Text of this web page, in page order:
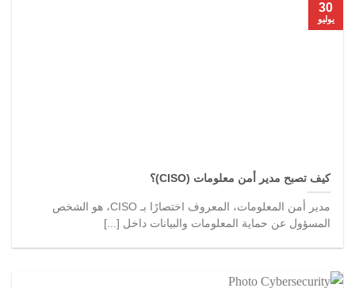
كيف تصبح مدير أمن معلومات (CISO)؟
مدير أمن المعلومات، المعروف اختصارًا بـ CISO، هو الشخص
المسؤول عن حماية المعلومات والبيانات داخل [...]
30
يوليو